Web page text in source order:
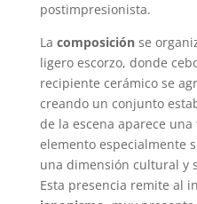
postimpresionista.
La composiciónse
ligero escorzo, donde
recipiente cerámico se
creando un conjunto
de la escena aparece una
elemento especialmente
una dimensión cultural y
Esta presencia remite al